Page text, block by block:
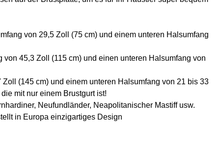
von 29,5 Zoll (75 cm) und einem unteren Halsumfang
45,3 Zoll (115 cm) und einen unteren Halsumfang von
(145 cm) und einem unteren Halsumfang von 21 bis 33
mit nur einem Brustgurt ist!
Neufundländer, Neapolitanischer Mastiff usw.
in Europa einzigartiges Design